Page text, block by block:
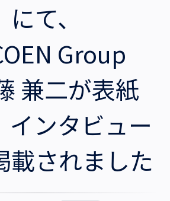
て、
Group
兼二が表紙
インタビュー
載されました